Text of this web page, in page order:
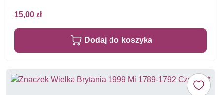
15,00 zł
Dodaj do koszyka